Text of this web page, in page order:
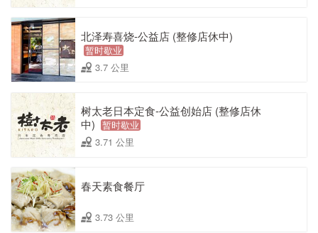
北泽寿喜烧-公益店 (整修店休中)
暂时歇业
3.7 公里
树太老日本定食-公益创始店 (整修店休
中) 暂时歇业
3.71 公里
春天素食餐厅
3.73 公里